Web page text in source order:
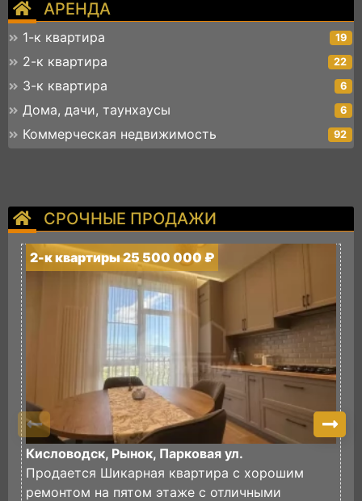
АРЕНДА
1-к квартира 19
2-к квартира 22
3-к квартира 6
Дома, дачи, таунхаусы 6
Коммерческая недвижимость 92
СРОЧНЫЕ ПРОДАЖИ
2-к квартиры 25 500 000 ₽
Кисловодск, Рынок, Парковая ул.
Продается Шикарная квартира с хорошим
ремонтом на пятом этаже с отличными